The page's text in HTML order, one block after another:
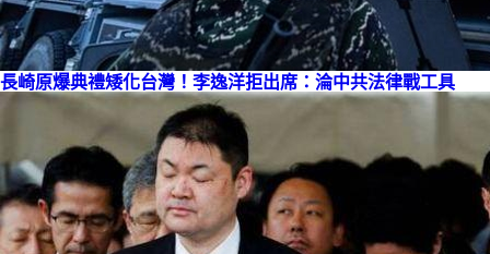
長崎原爆典禮矮化台灣！李逸洋拒出席：淪中共法律戰工具